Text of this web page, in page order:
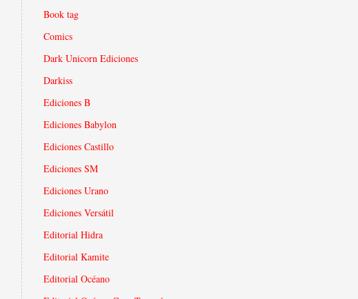
Book tag
Comics
Dark Unicorn Ediciones
Darkiss
Ediciones B
Ediciones Babylon
Ediciones Castillo
Ediciones SM
Ediciones Urano
Ediciones Versátil
Editorial Hidra
Editorial Kamite
Editorial Océano